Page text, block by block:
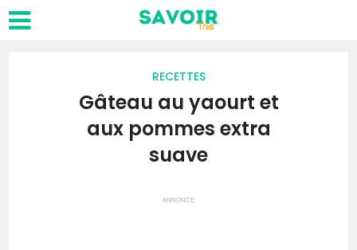
RECETTES
Gâteau au yaourt et
aux pommes extra
suave
ANNONCE